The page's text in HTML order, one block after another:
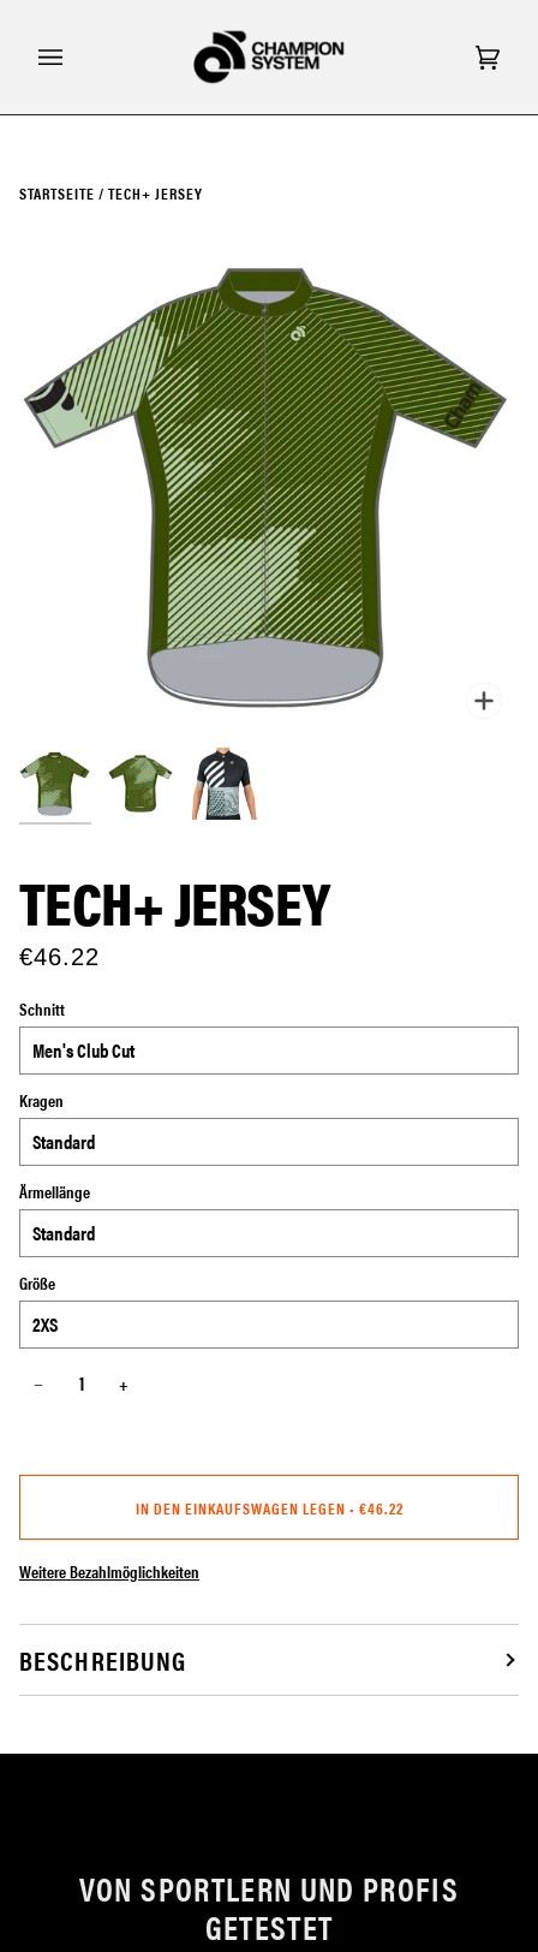
Inhalt
STARTSEITE / TECH+ JERSEY
TECH+ JERSEY
€46.22
Schnitt
Kragen
Ärmellänge
Größe
− +
IN DEN EINKAUFSWAGEN LEGEN • €46.22
Weitere Bezahlmöglichkeiten
BESCHREIBUNG
VON SPORTLERN UND PROFIS
GETESTET